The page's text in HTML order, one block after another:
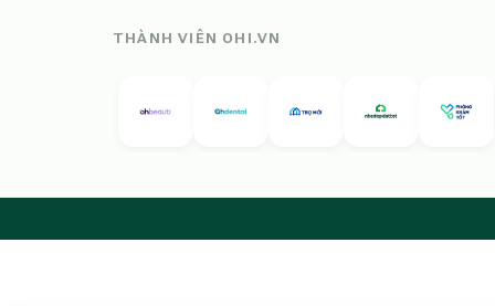
THÀNH VIÊN OHI.VN